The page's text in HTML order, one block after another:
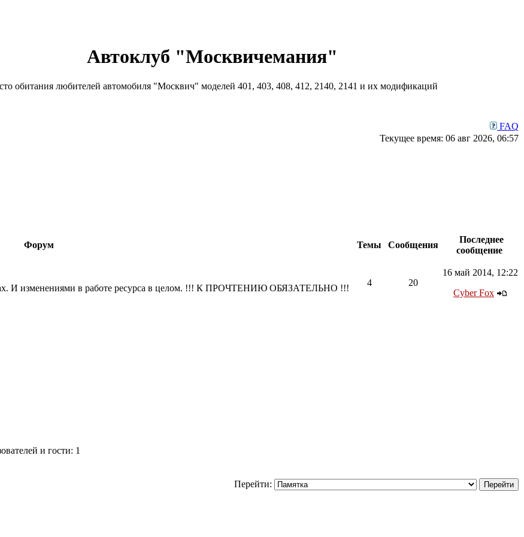
Автоклуб "Москвичемания"
обитания любителей автомобиля "Москвич" моделей 401, 403, 408, 412, 2140, 2141 и их модификаций
FAQ
Текущее время: 06 авг 2026, 06:57
Форум Темы Сообщения
Последнее
сообщение
И изменениями в работе ресурса в целом. !!! К ПРОЧТЕНИЮ ОБЯЗАТЕЛЬНО !!!
4 20
16 май 2014, 12:22
Cyber Fox
и гости: 1
Перейти: